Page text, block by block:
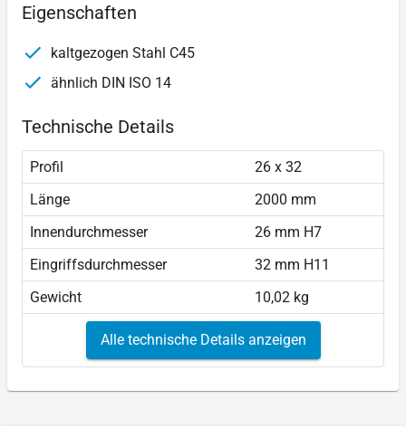
Eigenschaften
kaltgezogen Stahl C45
ähnlich DIN ISO 14
Technische Details
Profil
26 x 32
Länge
2000 mm
Innendurchmesser
26 mm H7
Eingriffsdurchmesser
32 mm H11
Gewicht
10,02 kg
Alle technische Details anzeigen